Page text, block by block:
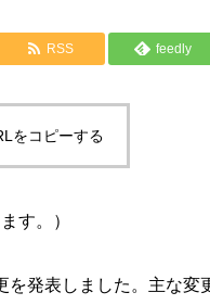
外国・知財
RSS feedly
をコピーする
す。）
発表しました。主な変